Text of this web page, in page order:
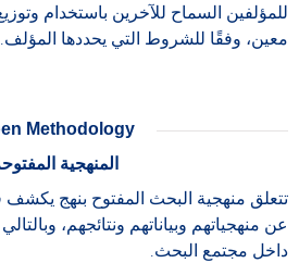
للمؤلفين السماح للآخرين باستخدام
معين، وفقًا للشروط التي يحددها المؤلف.
Methodology
المنهجية
تتعلق منهجية البحث المفتوح بنهج
عن منهجياتهم وبياناتهم ونتائجهم،
داخل مجتمع البحث.